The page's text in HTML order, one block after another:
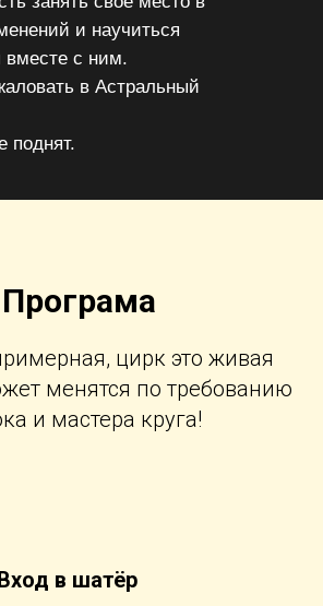
и научиться
вместе с ним.
в Астральный
поднят.
Програма
цирк это живая
менятся по требованию
и мастера круга!
в шатёр